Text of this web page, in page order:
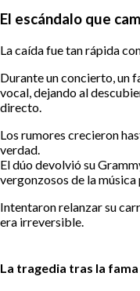
El escándalo que
La caída fue tan rápida
Durante un concierto, un
vocal, dejando al
directo.
Los rumores crecieron
verdad.
El dúo devolvió su
vergonzosos de la música
Intentaron relanzar su
era irreversible.
La tragedia tras la fama